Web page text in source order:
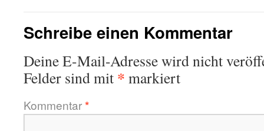
Schreibe einen Kommentar
Deine E-Mail-Adresse wird nicht
Felder sind mit * markiert
Kommentar*